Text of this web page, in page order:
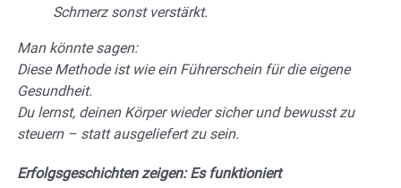
Schmerz sonst verstärkt.
Man könnte sagen:
Diese Methode ist wie ein Führerschein für die eigene
Gesundheit.
Du lernst, deinen Körper wieder sicher und bewusst zu
steuern – statt ausgeliefert zu sein.
Erfolgsgeschichten zeigen: Es funktioniert